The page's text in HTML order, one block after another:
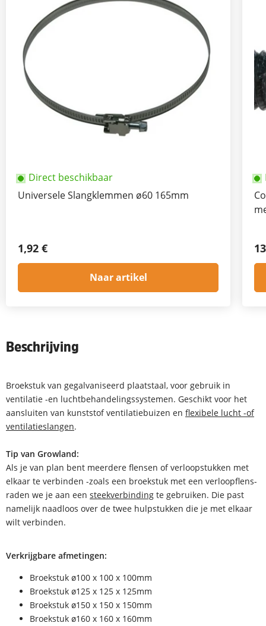
Direct beschikbaar
Universele Slangklemmen ø60 165mm
1,92 €
Naar artikel
Beschrijving
Broekstuk van gegalvaniseerd plaatstaal, voor gebruik in
ventilatie -en luchtbehandelingssystemen. Geschikt voor het
aansluiten van kunststof ventilatiebuizen en flexibele lucht -of
ventilatieslangen.
Tip van Growland:
Als je van plan bent meerdere flensen of verloopstukken met
elkaar te verbinden -zoals een broekstuk met een verloopflens-
raden we je aan een steekverbinding te gebruiken. Die past
namelijk naadloos over de twee hulpstukken die je met elkaar
wilt verbinden.
Verkrijgbare afmetingen:
Broekstuk ø100 x 100 x 100mm
Broekstuk ø125 x 125 x 125mm
Broekstuk ø150 x 150 x 150mm
Broekstuk ø160 x 160 x 160mm